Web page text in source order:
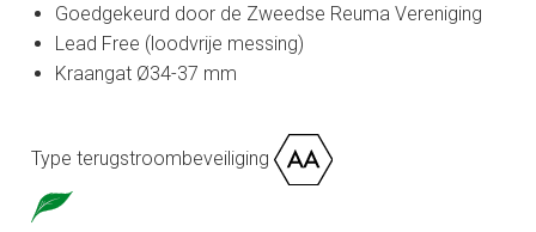
Goedgekeurd door de Zweedse Reuma Vereniging
Lead Free (loodvrije messing)
Kraangat Ø34-37 mm
Type terugstroombeveiliging